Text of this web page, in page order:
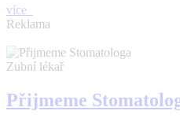
více
Reklama
Zubní lékař
Přijmeme